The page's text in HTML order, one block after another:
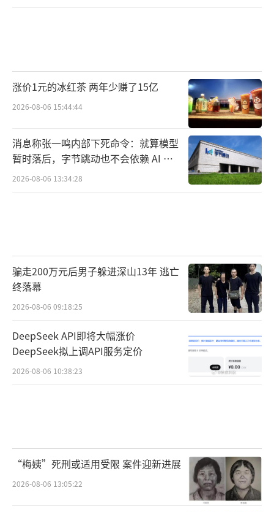
涨价1元的冰红茶 两年少赚了15亿
2026-08-06 15:44:44
消息称张一鸣内部下死命令：就算模型
暂时落后，字节跳动也不会依赖 AI 蒸
馏技术
2026-08-06 13:34:28
骗走200万元后男子躲进深山13年 逃亡
终落幕
2026-08-06 09:18:25
DeepSeek API即将大幅涨价
DeepSeek拟上调API服务定价
2026-08-06 10:38:23
“梅姨”死刑或适用受限 案件迎新进展
2026-08-06 13:05:22